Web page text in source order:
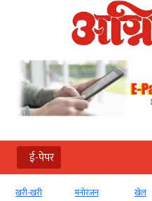
ई-पेपर
खरी-खरी मनोरंजन खेल